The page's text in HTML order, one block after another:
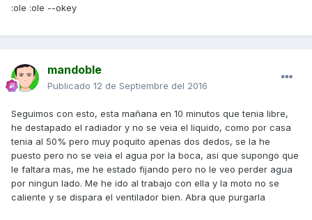
:ole :ole --okey
mandoble
Publicado 12 de Septiembre del 2016
Seguimos con esto, esta mañana en 10 minutos que tenia libre,
he destapado el radiador y no se veia el liquido, como por casa
tenia al 50% pero muy poquito apenas dos dedos, se la he
puesto pero no se veia el agua por la boca, asi que supongo que
le faltara mas, me he estado fijando pero no le veo perder agua
por ningun lado. Me he ido al trabajo con ella y la moto no se
caliente y se dispara el ventilador bien. Abra que purgarla